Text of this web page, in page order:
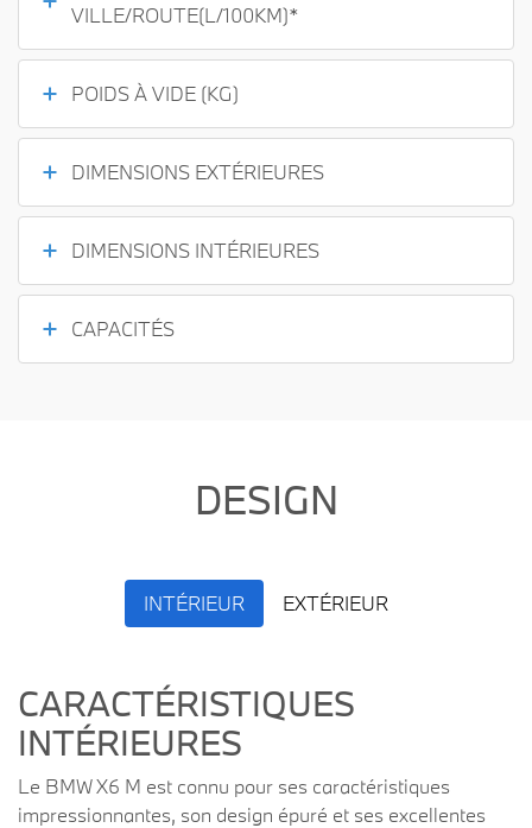
VILLE/ROUTE(L/100KM)*
POIDS À VIDE (KG)
DIMENSIONS EXTÉRIEURES
DIMENSIONS INTÉRIEURES
CAPACITÉS
DESIGN
INTÉRIEUR EXTÉRIEUR
CARACTÉRISTIQUES
INTÉRIEURES
Le BMW X6 M est connu pour ses caractéristiques
impressionnantes, son design épuré et ses excellentes